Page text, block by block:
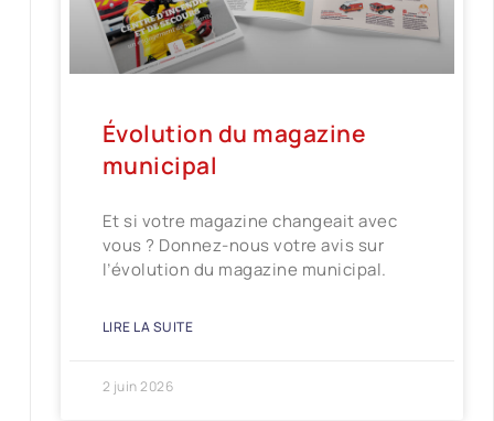
Évolution du magazine
municipal
Et si votre magazine changeait avec
vous ? Donnez-nous votre avis sur
l’évolution du magazine municipal.
LIRE LA SUITE
2 juin 2026